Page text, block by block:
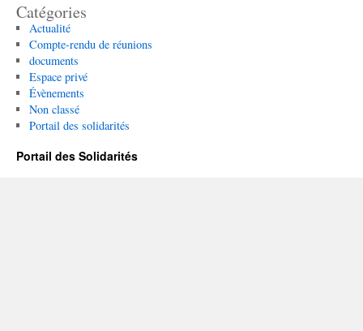
Catégories
Actualité
Compte-rendu de réunions
documents
Espace privé
Évènements
Non classé
Portail des solidarités
Portail des Solidarités